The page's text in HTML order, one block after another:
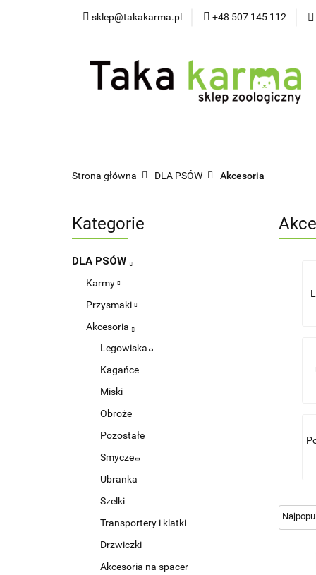
sklep@takakarma.pl +48 507 145 112
O sklepie
Strona główna DLA PSÓW Akcesoria
Kategorie
DLA PSÓW
Karmy
Przysmaki
Akcesoria
Legowiska
Kagańce
Miski
Obroże
Pozostałe
Smycze
Ubranka
Szelki
Transportery i klatki
Drzwiczki
Akcesoria na spacer